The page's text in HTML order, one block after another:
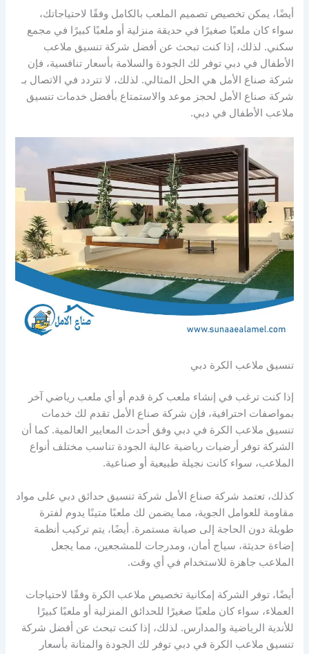
أيضًا، يمكن تخصيص تصميم الملعب بالكامل وفقًا لاحتياجاتك،
سواء كان ملعبًا صغيرًا في حديقة منزلية أو ملعبًا كبيرًا في مجمع
سكني. لذلك، إذا كنت تبحث عن أفضل شركة تنسيق ملاعب
الأطفال في دبي توفر لك الجودة والسلامة بأسعار تنافسية، فإن
شركة صناع الأمل هي الحل المثالي. لذلك، لا تتردد في الاتصال بـ
شركة صناع الأمل لحجز موعد والاستمتاع بأفضل خدمات تنسيق
ملاعب الأطفال في دبي.
تنسيق ملاعب الكرة دبي
إذا كنت ترغب في إنشاء ملعب كرة قدم أو أي ملعب رياضي آخر
بمواصفات احترافية، فإن شركة صناع الأمل تقدم لك خدمات
تنسيق ملاعب الكرة في دبي وفق أحدث المعايير العالمية. كما أن
الشركة توفر أرضيات رياضية عالية الجودة تناسب مختلف أنواع
الملاعب، سواء كانت نجيلة طبيعية أو صناعية.
كذلك، تعتمد شركة صناع الأمل شركة تنسيق حدائق دبي على مواد
مقاومة للعوامل الجوية، مما يضمن لك ملعبًا متينًا يدوم لفترة
طويلة دون الحاجة إلى صيانة مستمرة. أيضًا، يتم تركيب أنظمة
إضاءة حديثة، سياج أمان، ومدرجات للمشجعين، مما يجعل
الملاعب جاهزة للاستخدام في أي وقت.
أيضًا، توفر الشركة إمكانية تخصيص ملاعب الكرة وفقًا لاحتياجات
العملاء، سواء كان ملعبًا صغيرًا للحدائق المنزلية أو ملعبًا كبيرًا
للأندية الرياضية والمدارس. لذلك، إذا كنت تبحث عن أفضل شركة
تنسيق ملاعب الكرة في دبي توفر لك الجودة والمتانة بأسعار